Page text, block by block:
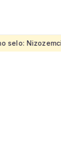
Nizozemci za